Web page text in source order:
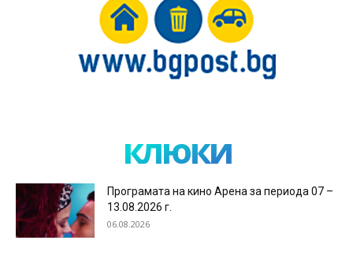
клюки
Програмата на кино Арена за периода 07 –
13.08.2026 г.
06.08.2026